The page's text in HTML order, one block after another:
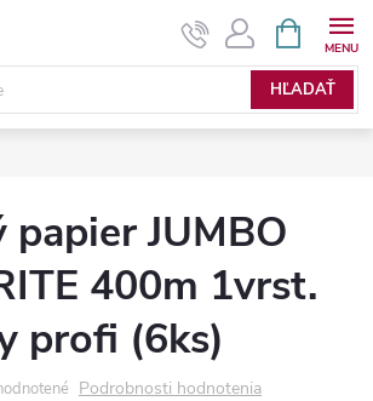
HĽADAŤ
KOŠÍK
papier JUMBO
400m 1vrst.
profi (6ks)
Podrobnosti hodnotenia